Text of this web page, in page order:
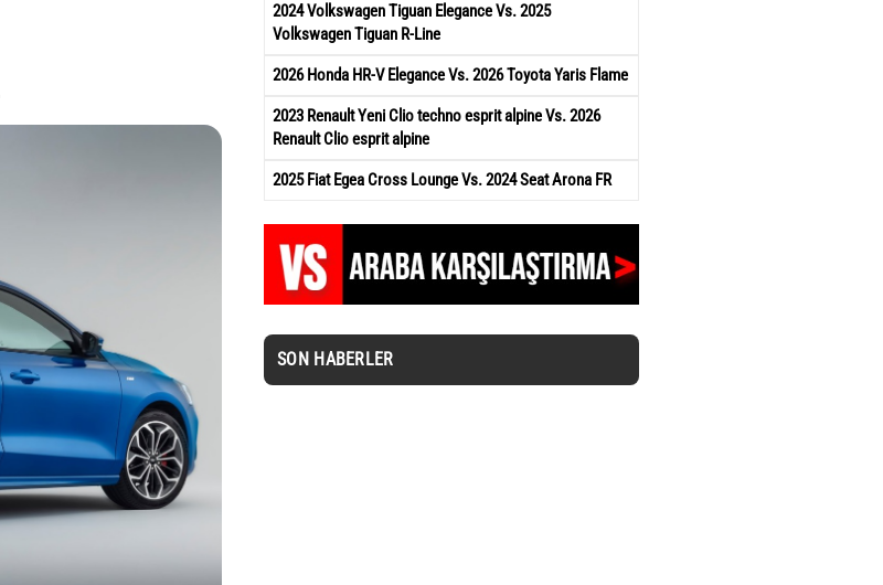
2024 Volkswagen Tiguan Elegance Vs. 2025
Volkswagen Tiguan R-Line
2026 Honda HR-V Elegance Vs. 2026 Toyota Yaris Flame
2023 Renault Yeni Clio techno esprit alpine Vs. 2026
Renault Clio esprit alpine
2025 Fiat Egea Cross Lounge Vs. 2024 Seat Arona FR
SON HABERLER